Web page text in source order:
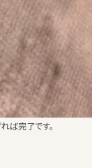
ば完了です。